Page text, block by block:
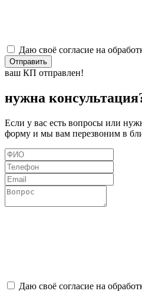
Даю своё согласие на
Отправить
ваш КП отправлен!
нужна
Если у вас есть вопросы или
форму и мы вам перезвоним в
Даю своё согласие на